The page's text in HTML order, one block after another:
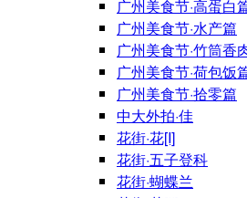
广州美食节·高蛋白
广州美食节·水产篇
广州美食节·竹筒香
广州美食节·荷包饭
广州美食节·拾零篇
中大外拍·佳
花街·花[I]
花街·五子登科
花街·蝴蝶兰